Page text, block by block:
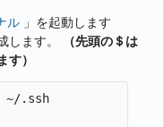
ル 」を起動します
します。
（先頭の＄は
）
~/.ssh